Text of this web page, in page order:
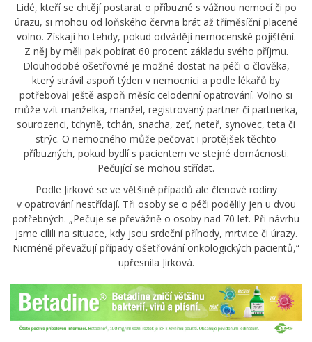
Lidé, kteří se chtějí postarat o příbuzné s vážnou nemocí či po
úrazu, si mohou od loňského června brát až tříměsíční placené
volno. Získají ho tehdy, pokud odvádějí nemocenské pojištění.
Z něj by měli pak pobírat 60 procent základu svého příjmu.
Dlouhodobé ošetřovné je možné dostat na péči o člověka,
který strávil aspoň týden v nemocnici a podle lékařů by
potřeboval ještě aspoň měsíc celodenní opatrování. Volno si
může vzít manželka, manžel, registrovaný partner či partnerka,
sourozenci, tchyně, tchán, snacha, zeť, neteř, synovec, teta či
strýc. O nemocného může pečovat i protějšek těchto
příbuzných, pokud bydlí s pacientem ve stejné domácnosti.
Pečující se mohou střídat.
Podle Jirkové se ve většině případů ale členové rodiny
v opatrování nestřídají. Tři osoby se o péči podělily jen u dvou
potřebných. „Pečuje se převážně o osoby nad 70 let. Při návrhu
jsme cílili na situace, kdy jsou srdeční příhody, mrtvice či úrazy.
Nicméně převažují případy ošetřování onkologických pacientů,“
upřesnila Jirková.